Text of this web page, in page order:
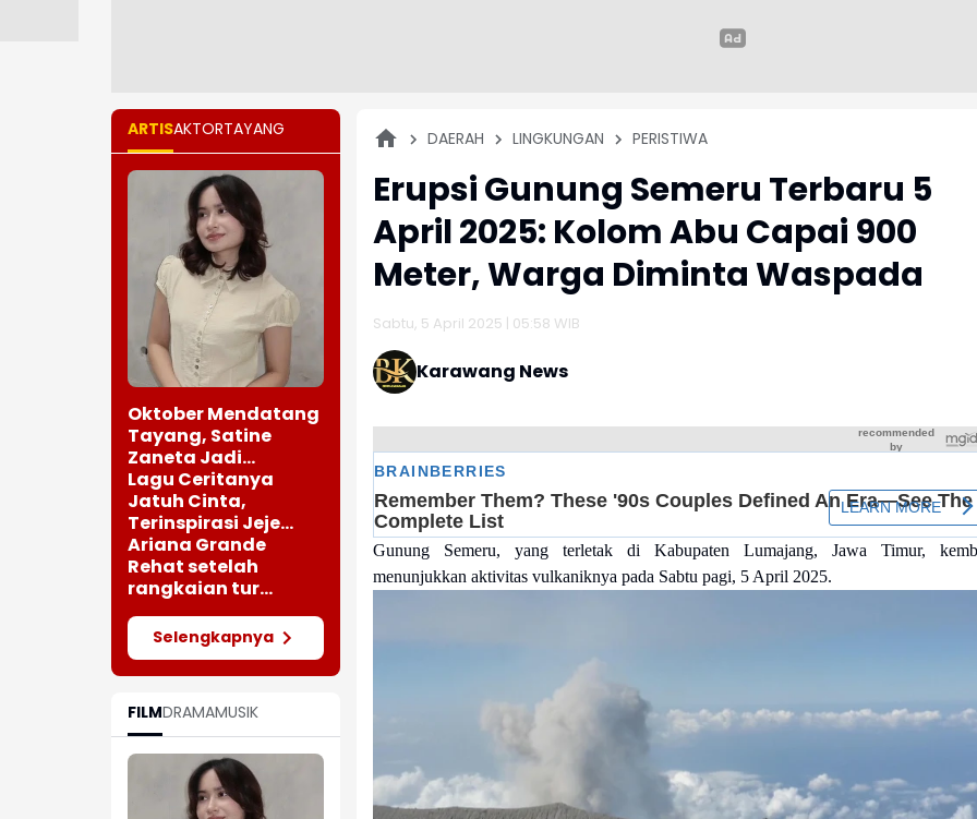
ARTISAKTORTAYANG
Oktober Mendatang
Tayang, Satine
Zaneta Jadi
Pemeran Utama Film
Siti Si Vampir
Lagu Ceritanya
Jatuh Cinta,
Terinspirasi Jeje
saat Bertemu
Perempuan Cantik
Ariana Grande
Rehat setelah
rangkaian tur
"Eternal Sunshine"
Selengkapnya
FILMDRAMAMUSIK
DAERAH LINGKUNGAN PERISTIWA
Erupsi Gunung Semeru Terbaru 5
April 2025: Kolom Abu Capai 900
Meter, Warga Diminta Waspada
Sabtu, 5 April 2025 | 05:58 WIB
Karawang News
Gunung Semeru, yang terletak di Kabupaten Lumajang, Jawa Timur,
menunjukkan aktivitas vulkaniknya pada Sabtu pagi, 5 April 2025.